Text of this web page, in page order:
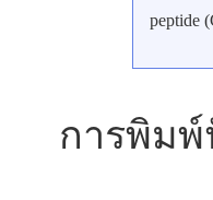
peptide
การพิมพ์